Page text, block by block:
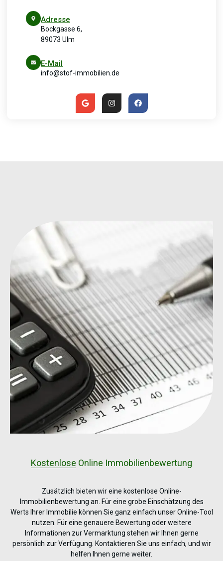
Adresse
Bockgasse 6,
89073 Ulm
E-Mail
info@stof-immobilien.de
Kostenlose Online Immobilienbewertung
Zusätzlich bieten wir eine kostenlose Online-
Immobilienbewertung an. Für eine grobe Einschätzung des
Werts Ihrer Immobilie können Sie ganz einfach unser Online-Tool
nutzen. Für eine genauere Bewertung oder weitere
Informationen zur Vermarktung stehen wir Ihnen gerne
persönlich zur Verfügung. Kontaktieren Sie uns einfach, und wir
helfen Ihnen gerne weiter.